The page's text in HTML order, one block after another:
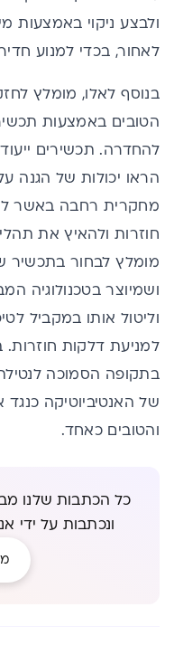
ולבצע ניקוי באמצעות
לאחור, בכדי למנוע
בנוסף לאלו, מומלץ
הטובים באמצעות
להחדרה. תכשירים
הראו יכולות של הגנה
מחקרית רחבה באשר
חוזרות ולהאיץ את
מומלץ לבחור בתכשיר
ושמיוצר בטכנולוגיה
וליטול אותו במקביל
למניעת דלקות חוזרות.
בתקופה הסמוכה
של האנטיביוטיקה כנגד
והטובים כאחד.
כל הכתבות שלנו
ונכתבות על ידי